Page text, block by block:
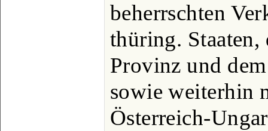
beherrschten
thüring.
Provinz und
sowie weiterhin
Österreich-